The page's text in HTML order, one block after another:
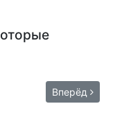
Вперёд